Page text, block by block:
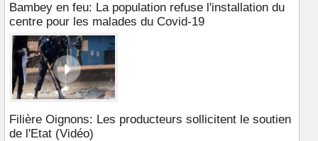
Bambey en feu: La population refuse l'installation du
centre pour les malades du Covid-19
Filière Oignons: Les producteurs sollicitent le soutien
de l'Etat (Vidéo)